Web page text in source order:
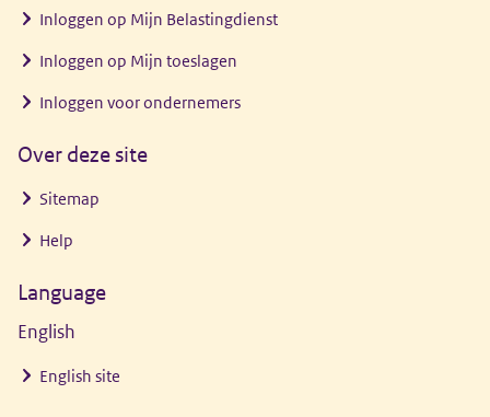
Inloggen op Mijn Belastingdienst
Inloggen op Mijn toeslagen
Inloggen voor ondernemers
Over deze site
Sitemap
Help
Language
English
English site